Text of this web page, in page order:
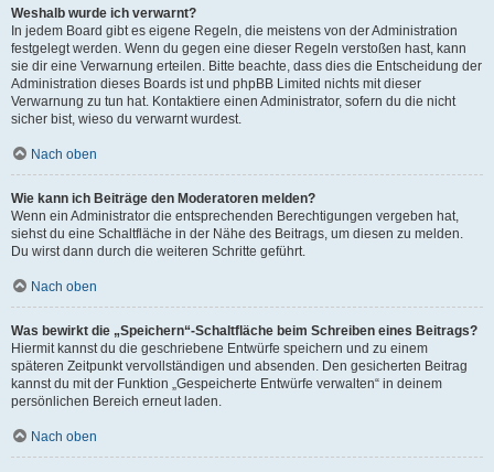
Weshalb wurde ich verwarnt?
In jedem Board gibt es eigene Regeln, die meistens von der Administration
festgelegt werden. Wenn du gegen eine dieser Regeln verstoßen hast, kann
sie dir eine Verwarnung erteilen. Bitte beachte, dass dies die Entscheidung der
Administration dieses Boards ist und phpBB Limited nichts mit dieser
Verwarnung zu tun hat. Kontaktiere einen Administrator, sofern du die nicht
sicher bist, wieso du verwarnt wurdest.
Nach oben
Wie kann ich Beiträge den Moderatoren melden?
Wenn ein Administrator die entsprechenden Berechtigungen vergeben hat,
siehst du eine Schaltfläche in der Nähe des Beitrags, um diesen zu melden.
Du wirst dann durch die weiteren Schritte geführt.
Nach oben
Was bewirkt die „Speichern“-Schaltfläche beim Schreiben eines Beitrags?
Hiermit kannst du die geschriebene Entwürfe speichern und zu einem
späteren Zeitpunkt vervollständigen und absenden. Den gesicherten Beitrag
kannst du mit der Funktion „Gespeicherte Entwürfe verwalten“ in deinem
persönlichen Bereich erneut laden.
Nach oben